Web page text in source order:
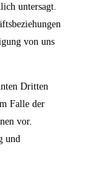
untersagt.
von uns
Dritten
Falle der
vor.
und